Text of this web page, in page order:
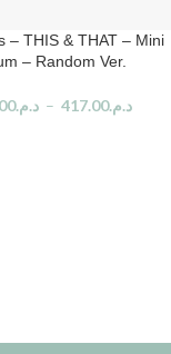
– THIS & THAT – Mini
– Random Ver.
د.م. – د.م.417.00